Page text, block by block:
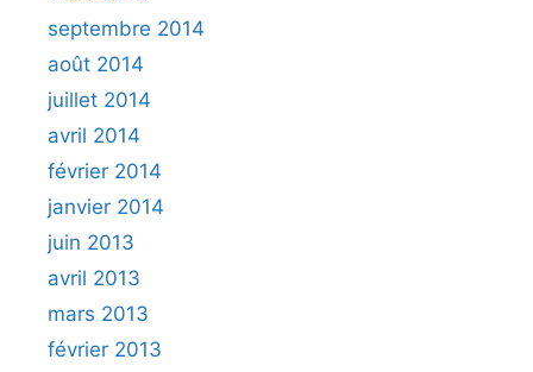
septembre 2014
août 2014
juillet 2014
avril 2014
février 2014
janvier 2014
juin 2013
avril 2013
mars 2013
février 2013